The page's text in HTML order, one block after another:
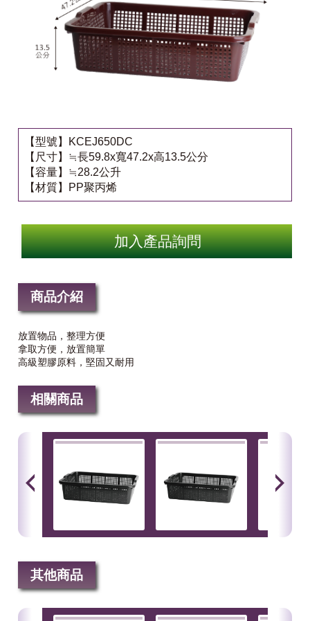
【型號】KCEJ650DC
【尺寸】≒長59.8x寬47.2x高13.5公分
【容量】≒28.2公升
【材質】PP聚丙烯
加入產品詢問
商品介紹
放置物品，整理方便
拿取方便，放置簡單
高級塑膠原料，堅固又耐用
相關商品
其他商品